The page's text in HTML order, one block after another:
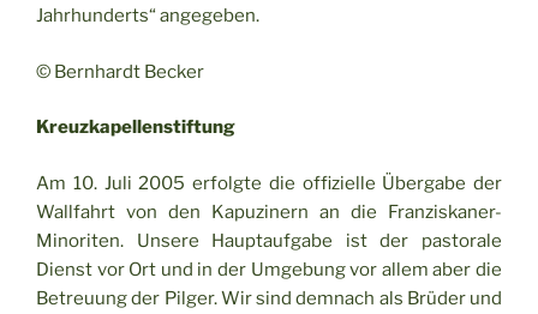
Jahrhunderts“ angegeben.
© Bernhardt Becker
Kreuzkapellenstiftung
Am 10. Juli 2005 erfolgte die offizielle Übergabe der
Wallfahrt von den Kapuzinern an die Franziskaner-
Minoriten. Unsere Hauptaufgabe ist der pastorale
Dienst vor Ort und in der Umgebung vor allem aber die
Betreuung der Pilger. Wir sind demnach als Brüder und